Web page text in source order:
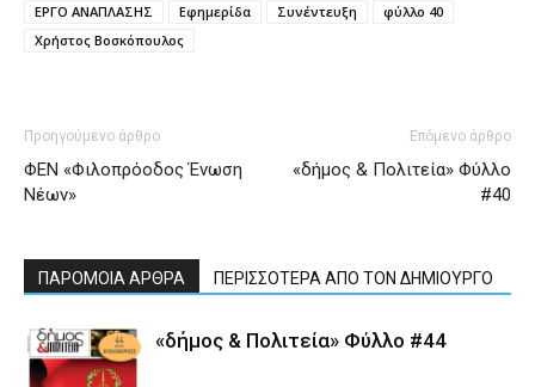
ΕΡΓΟ ΑΝΑΠΛΑΣΗΣ
Εφημερίδα Συνέντευξη
φύλλο 40
Χρήστος Βοσκόπουλος
Προηγούμενο άρθρο
ΦΕΝ «Φιλοπρόοδος Ένωση
Νέων»
Επόμενο άρθρο
«δήμος & Πολιτεία» Φύλλο
#40
ΠΑΡΟΜΟΙΑ ΑΡΘΡΑ ΠΕΡΙΣΣΟΤΕΡΑ ΑΠΟ ΤΟΝ ΔΗΜΙΟΥΡΓΟ
«δήμος & Πολιτεία» Φύλλο #44